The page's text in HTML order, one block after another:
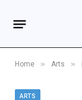
Home » Arts »
ARTS